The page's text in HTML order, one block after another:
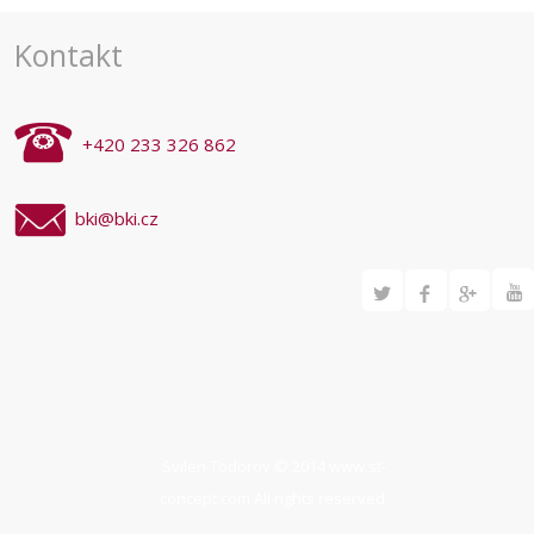
Kontakt
+420 233 326 862
bki@bki.cz